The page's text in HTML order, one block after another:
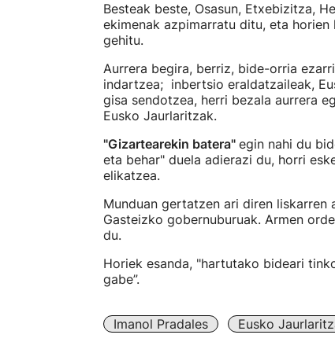
Besteak beste, Osasun, Etxebizitza,
ekimenak azpimarratu ditu, eta horien
gehitu.
Aurrera begira, berriz, bide-orria
indartzea; inbertsio eraldatzaileak,
gisa sendotzea, herri bezala aurrera
Eusko Jaurlaritzak.
"Gizartearekin batera" egin nahi du
eta behar" duela adierazi du, horri
elikatzea.
Munduan gertatzen ari diren liskarren
Gasteizko gobernuburuak. Armen
du.
Horiek esanda, "hartutako bideari
gabe”.
Imanol Pradales Eusko